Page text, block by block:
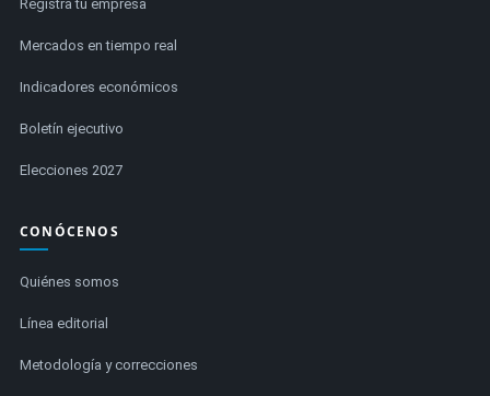
Registra tu empresa
Mercados en tiempo real
Indicadores económicos
Boletín ejecutivo
Elecciones 2027
CONÓCENOS
Quiénes somos
Línea editorial
Metodología y correcciones